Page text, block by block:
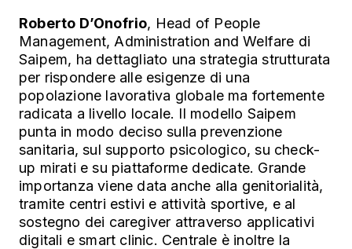
Roberto D’Onofrio, Head of People
Management, Administration and Welfare di
Saipem, ha dettagliato una strategia strutturata
per rispondere alle esigenze di una
popolazione lavorativa globale ma fortemente
radicata a livello locale. Il modello Saipem
punta in modo deciso sulla prevenzione
sanitaria, sul supporto psicologico, su check-
up mirati e su piattaforme dedicate. Grande
importanza viene data anche alla genitorialità,
tramite centri estivi e attività sportive, e al
sostegno dei caregiver attraverso applicativi
digitali e smart clinic. Centrale è inoltre la